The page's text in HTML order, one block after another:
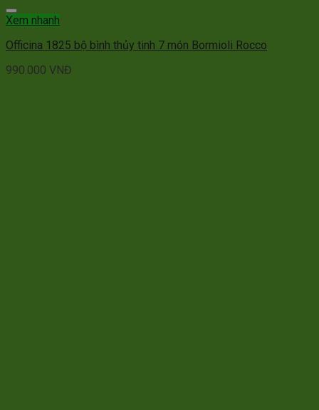
Xem nhanh
Officina 1825 bộ bình thủy tinh 7 món Bormioli Rocco
990.000 VNĐ